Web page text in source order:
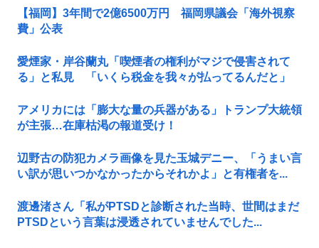
【福岡】3年間で2億6500万円 福岡県議会「海外視察
費」公表
愛煙家・岸谷蘭丸「喫煙者の権利がマジで侵害されて
る」と私見 「いくら税金を我々が払ってるんだと」
アメリカには「膨大な量の兵器がある」トランプ大統領
が主張…在庫枯渇の報道受け！
辺野古の防犯カメラ画像を見た玉城デニー、「うまい言
い訳が思いつかなかったからそれかよ」と有権者を...
渡邊渚さん「私がPTSDと診断された当時、世間はまだ
PTSDという言葉は浸透されていませんでした...